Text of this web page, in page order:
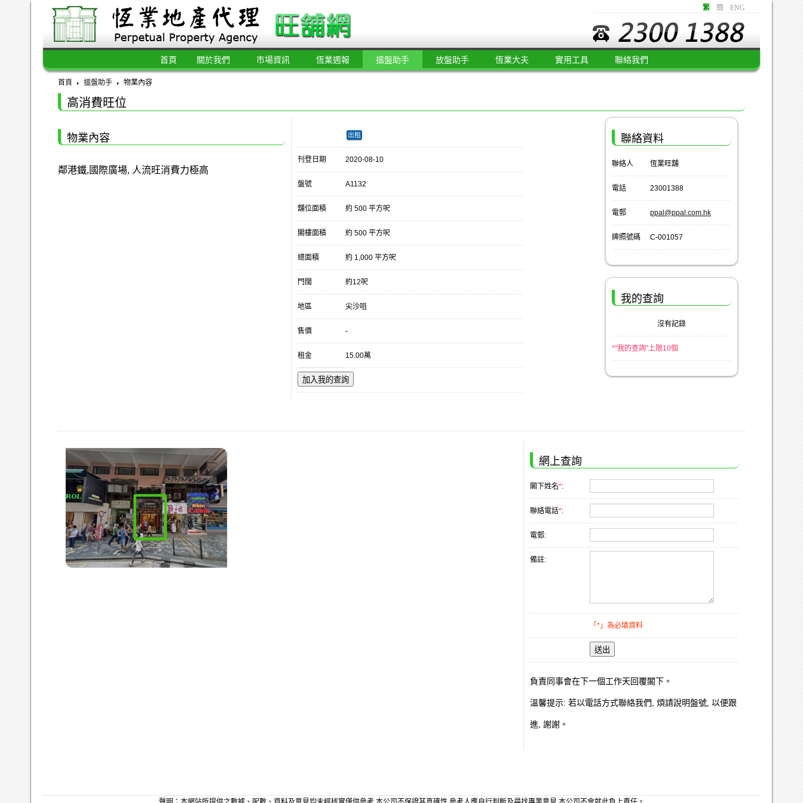
繁 簡 ENG
首頁 關於我們 市場資訊 恆業週報 搵盤助手 放盤助手 恆業大夫 實用工具 聯絡我們
首頁 搵盤助手 物業內容
高消費旺位
物業內容
鄰港鐵,國際廣場, 人流旺消費力極高
出租
刊登日期 2020-08-10
盤號 A1132
舖位面積 約 500 平方呎
閣樓面積 約 500 平方呎
總面積 約 1,000 平方呎
門闊 約12呎
地區 尖沙咀
售價 -
租金 15.00萬
加入我的查詢
聯絡資料
聯絡人 恆業旺舖
電話 23001388
電郵 ppal@ppal.com.hk
牌照號碼 C-001057
我的查詢
沒有記錄
*"我的查詢"上限10個
網上查詢
閣下姓名*:
聯絡電話*:
電郵:
備註:
「*」為必填資料
送出
負責同事會在下一個工作天回覆閣下。
溫馨提示: 若以電話方式聯絡我們, 煩請說明盤號, 以便跟
進, 謝謝。